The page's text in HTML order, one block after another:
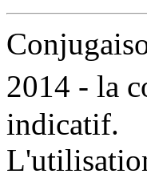
2014 - la
indicatif.